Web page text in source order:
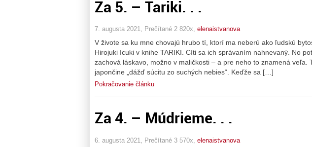
Za 5. – Tariki. . .
7. augusta 2021, Prečítané 2 820x, elenaistvanova
V živote sa ku mne chovajú hrubo tí, ktorí ma neberú ako ľudskú
Hirojuki Icuki v knihe TARIKI. Cíti sa ich správaním nahnevaný. No
zachová láskavo, možno v maličkosti – a pre neho to znamená veľa.
japončine „dážď súcitu zo suchých nebies“. Keďže sa […]
Pokračovanie článku
Za 4. – Múdrieme. . .
6. augusta 2021, Prečítané 3 570x, elenaistvanova